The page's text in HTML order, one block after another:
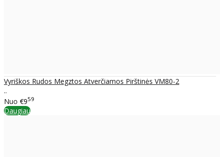
Vyriškos Rudos Megztos Atverčiamos Pirštinės VM80-2
..
Nuo €959
Daugiau